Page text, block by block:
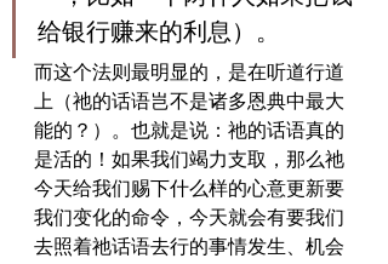
给银行赚来的利息）。
​而这个法则最明显的，是在听道行道
上（祂的话语岂不是诸多恩典中最大
能的？）。也就是说：祂的话语真的
是活的！如果我们竭力支取，那么祂
今天给我们赐下什么样的心意更新要
我们变化的命令，今天就会有要我们
去照着祂话语去行的事情发生、机会